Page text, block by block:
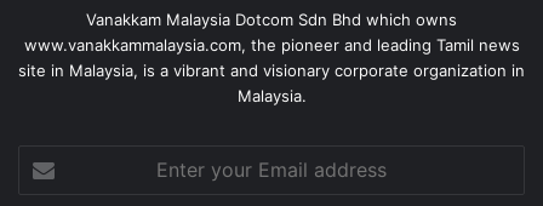
Vanakkam Malaysia Dotcom Sdn Bhd which owns
www.vanakkammalaysia.com, the pioneer and leading Tamil news
site in Malaysia, is a vibrant and visionary corporate organization in
Malaysia.
your